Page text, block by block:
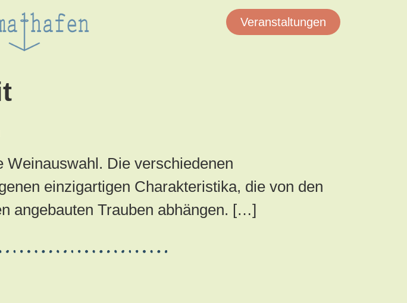
Veranstaltungen
Die verschiedenen
einzigartigen Charakteristika, die von den
angebauten Trauben abhängen. […]